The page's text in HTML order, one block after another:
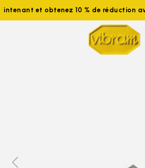
et obtenez 10 % de réduction